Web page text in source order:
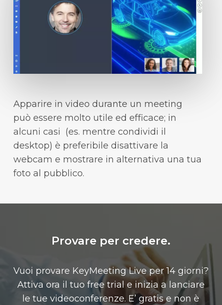
Apparire in video durante un meeting
può essere molto utile ed efficace; in
alcuni casi (es. mentre condividi il
desktop) è preferibile disattivare la
webcam e mostrare in alternativa una tua
foto al pubblico.
Provare per credere.
Vuoi provare KeyMeeting Live per 14 giorni?
Attiva ora il tuo free trial e inizia a lanciare
le tue videoconferenze. E’ gratis e non è